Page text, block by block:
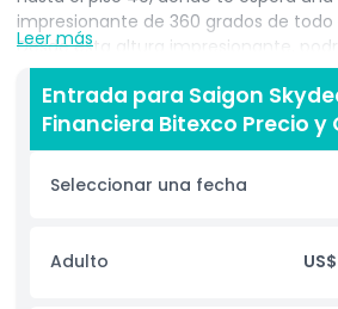
impresionante de 360 grados de todo
Desde esta altura impresionante,
panorámicas del río Saigón, las
muchos de los lugares más famosos
Skydeck está diseñado para ofrecer a
perspectiva única de la vibrante
modernos y sitios históricos de la
visitante por primera vez o un local
pacífico e inolvidable sobre las
ventanas de cristal y telescopios de
Leer más
Entrada para Saigon
Financiera Bitexco Precio y
Seleccionar una fecha
Adulto